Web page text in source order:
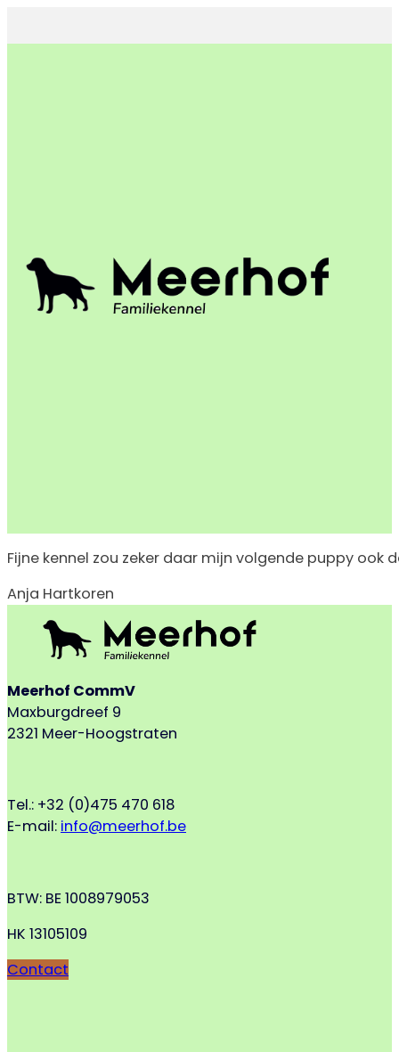
Fijne kennel zou zeker daar mijn volgende puppy
Anja Hartkoren
Meerhof CommV
Maxburgdreef 9
2321 Meer-Hoogstraten
Tel.: +32 (0)475 470 618
E-mail: info@meerhof.be
BTW: BE 1008979053
HK 13105109
Contact